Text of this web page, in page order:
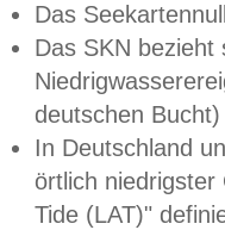
Das
Das SKN
deutschen
In Deutschland
örtlich
Tide (LAT)"